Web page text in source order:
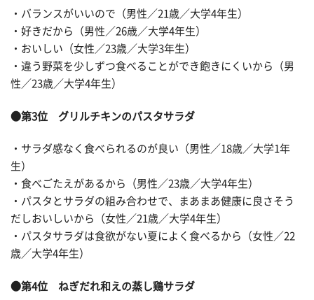
・バランスがいいので（男性／21歳／大学4年生）
・好きだから（男性／26歳／大学4年生）
・おいしい（女性／23歳／大学3年生）
・違う野菜を少しずつ食べることができ飽きにくいから（男
性／23歳／大学4年生）
●第3位 グリルチキンのパスタサラダ
・サラダ感なく食べられるのが良い（男性／18歳／大学1年
生）
・食べごたえがあるから（男性／23歳／大学4年生）
・パスタとサラダの組み合わせで、まあまあ健康に良さそう
だしおいしいから（女性／21歳／大学4年生）
・パスタサラダは食欲がない夏によく食べるから（女性／22
歳／大学4年生）
●第4位 ねぎだれ和えの蒸し鶏サラダ